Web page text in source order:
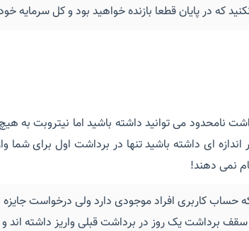
که در پایان قطعا بازنده خواهید بود و کل سرمایه
نامحدود می توانید داشته باشید اما نیتروبت به
ای داشته باشید تنها در برداشت اول برای شما
نمی دهند!
حساب کاربری افراد موجودی دارد ولی درخواست
افراد به اندازه سقف برداشت یک روز در برداشت قبلی واریز